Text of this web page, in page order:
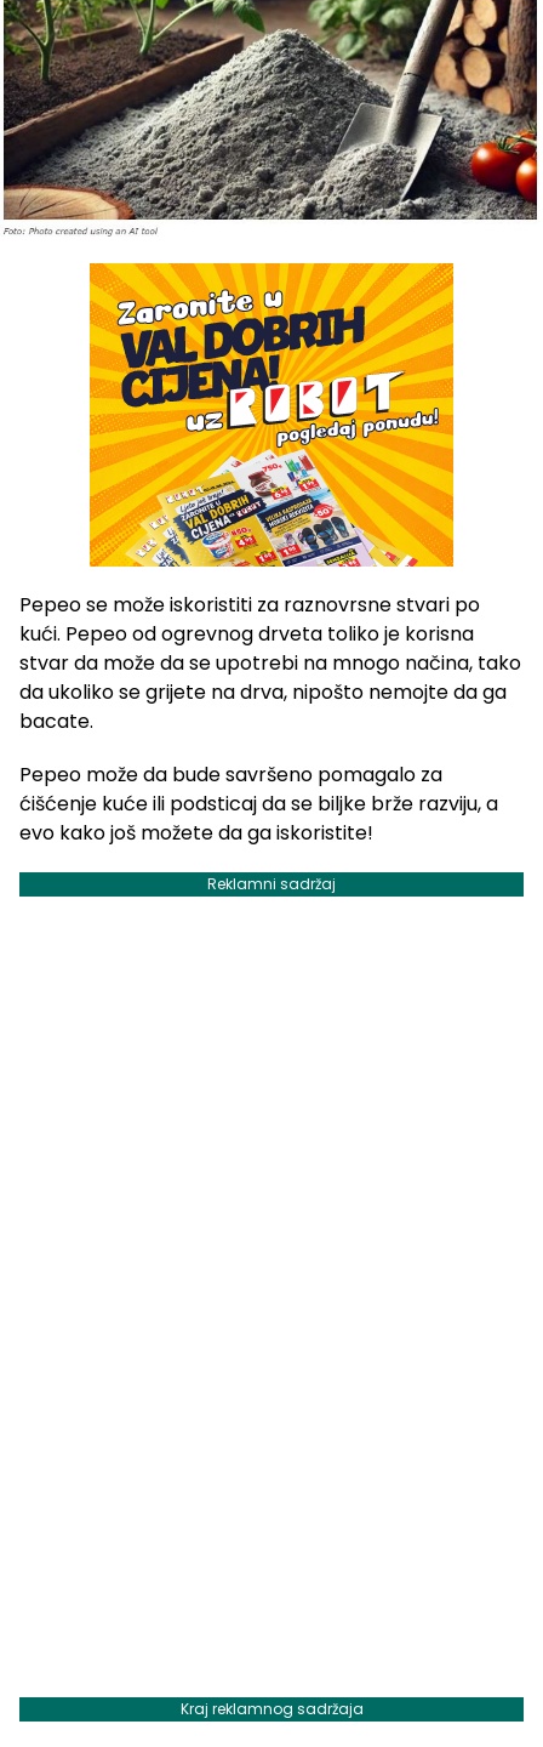
Pepeo se može iskoristiti za raznovrsne stvari po
kući. Pepeo od ogrevnog drveta toliko je korisna
stvar da može da se upotrebi na mnogo načina, tako
da ukoliko se grijete na drva, nipošto nemojte da ga
bacate.
Pepeo može da bude savršeno pomagalo za
ćišćenje kuće ili podsticaj da se biljke brže razviju, a
evo kako još možete da ga iskoristite!
Reklamni sadržaj
Kraj reklamnog sadržaja